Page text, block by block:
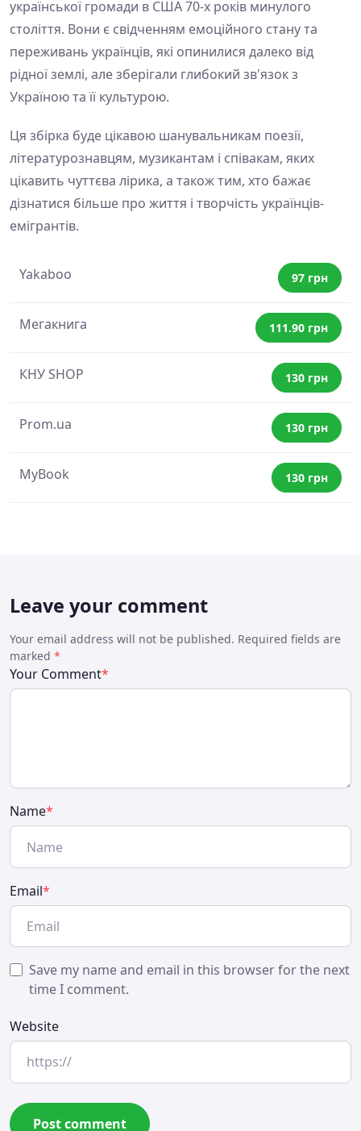
української громади в США 70-х років минулого
століття. Вони є свідченням емоційного стану та
переживань українців, які опинилися далеко від
рідної землі, але зберігали глибокий зв'язок з
Україною та її культурою.
Ця збірка буде цікавою шанувальникам поезії,
літературознавцям, музикантам і співакам, яких
цікавить чуттєва лірика, а також тим, хто бажає
дізнатися більше про життя і творчість українців-
емігрантів.
Yakaboo 97 грн
Мегакнига 111.90 грн
КНУ SHOP 130 грн
Prom.ua 130 грн
MyBook 130 грн
Leave your comment
Your email address will not be published. Required fields are
marked *
Your Comment*
Name*
Email*
Save my name and email in this browser for the next
time I comment.
Website